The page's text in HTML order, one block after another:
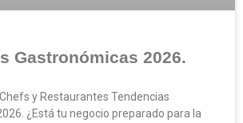
Gastronómicas 2026.
y Restaurantes Tendencias
¿Está tu negocio preparado para la